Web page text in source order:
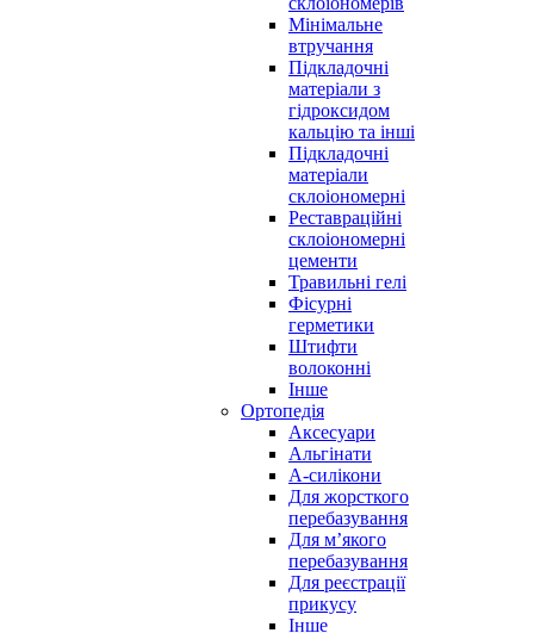
Мінімальне
втручання
Підкладочні
матеріали з
гідроксидом
кальцію та інші
Підкладочні
матеріали
склоіономерні
Реставраційні
склоіономерні
цементи
Травильні гелі
Фісурні
герметики
Штифти
волоконні
Інше
Ортопедія
Аксесуари
Альгінати
А-силікони
Для жорсткого
перебазування
Для м’якого
перебазування
Для реєстрації
прикусу
Інше